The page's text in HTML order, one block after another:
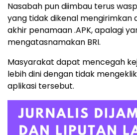
Nasabah pun diimbau terus
yang tidak dikenal mengirimkan
akhir penamaan .APK, apalagi
mengatasnamakan BRI.
Masyarakat dapat mencegah
lebih dini dengan tidak
aplikasi tersebut.